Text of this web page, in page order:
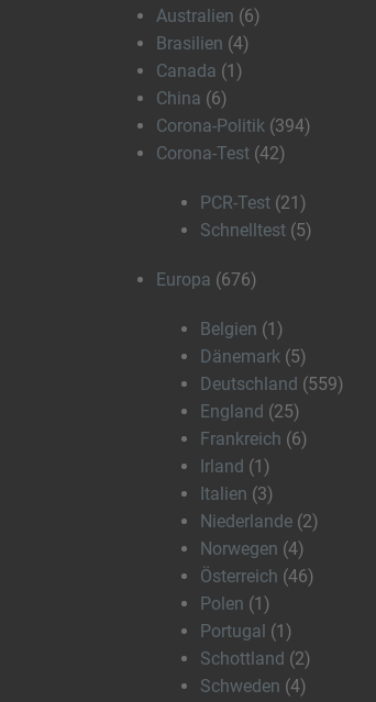
Australien (6)
Brasilien (4)
Canada (1)
China (6)
Corona-Politik (394)
Corona-Test (42)
PCR-Test (21)
Schnelltest (5)
Europa (676)
Belgien (1)
Dänemark (5)
Deutschland (559)
England (25)
Frankreich (6)
Irland (1)
Italien (3)
Niederlande (2)
Norwegen (4)
Österreich (46)
Polen (1)
Portugal (1)
Schottland (2)
Schweden (4)